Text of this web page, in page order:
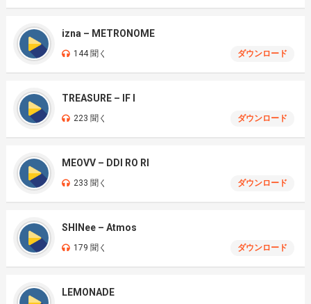
izna – METRONOME
144 聞く ダウンロード
TREASURE – IF I
223 聞く ダウンロード
MEOVV – DDI RO RI
233 聞く ダウンロード
SHINee – Atmos
179 聞く ダウンロード
LEMONADE